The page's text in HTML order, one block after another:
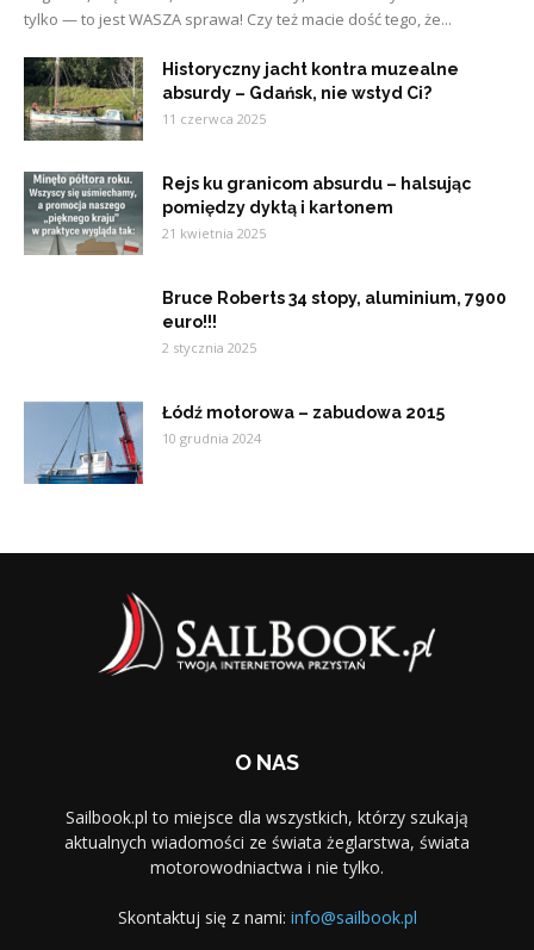
tylko — to jest WASZA sprawa! Czy też macie dość tego, że...
Historyczny jacht kontra muzealne
absurdy – Gdańsk, nie wstyd Ci?
11 czerwca 2025
Rejs ku granicom absurdu – halsując
pomiędzy dyktą i kartonem
21 kwietnia 2025
Bruce Roberts 34 stopy, aluminium, 7900
euro!!!
2 stycznia 2025
Łódź motorowa – zabudowa 2015
10 grudnia 2024
O NAS
Sailbook.pl to miejsce dla wszystkich, którzy szukają
aktualnych wiadomości ze świata żeglarstwa, świata
motorowodniactwa i nie tylko.
Skontaktuj się z nami: info@sailbook.pl